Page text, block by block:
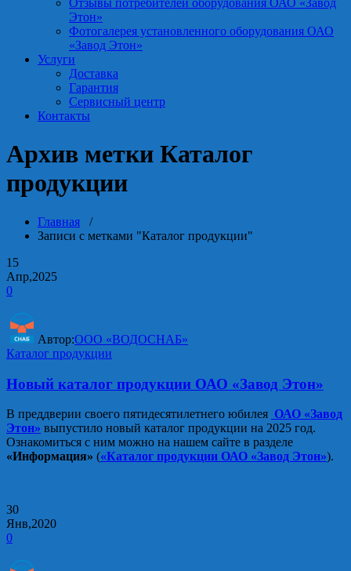
Отзывы потребителей оборудования ОАО «Завод
Этон»
Фотогалерея установленного оборудования ОАО
«Завод Этон»
Услуги
Доставка
Гарантия
Сервисный центр
Контакты
Архив метки Каталог
продукции
Главная /
Записи с метками "Каталог продукции"
15
Апр,2025
0
Автор:ООО «ВОДОСНАБ»
Каталог продукции
Новый каталог продукции ОАО «Завод Этон»
В преддверии своего пятидесятилетнего юбилея ОАО «Завод
Этон» выпустило новый каталог продукции на 2025 год.
Ознакомиться с ним можно на нашем сайте в разделе
«Информация» («Каталог продукции ОАО «Завод Этон»).
30
Янв,2020
0